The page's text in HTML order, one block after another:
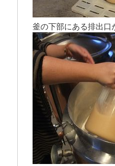
釜の下部にある排出口